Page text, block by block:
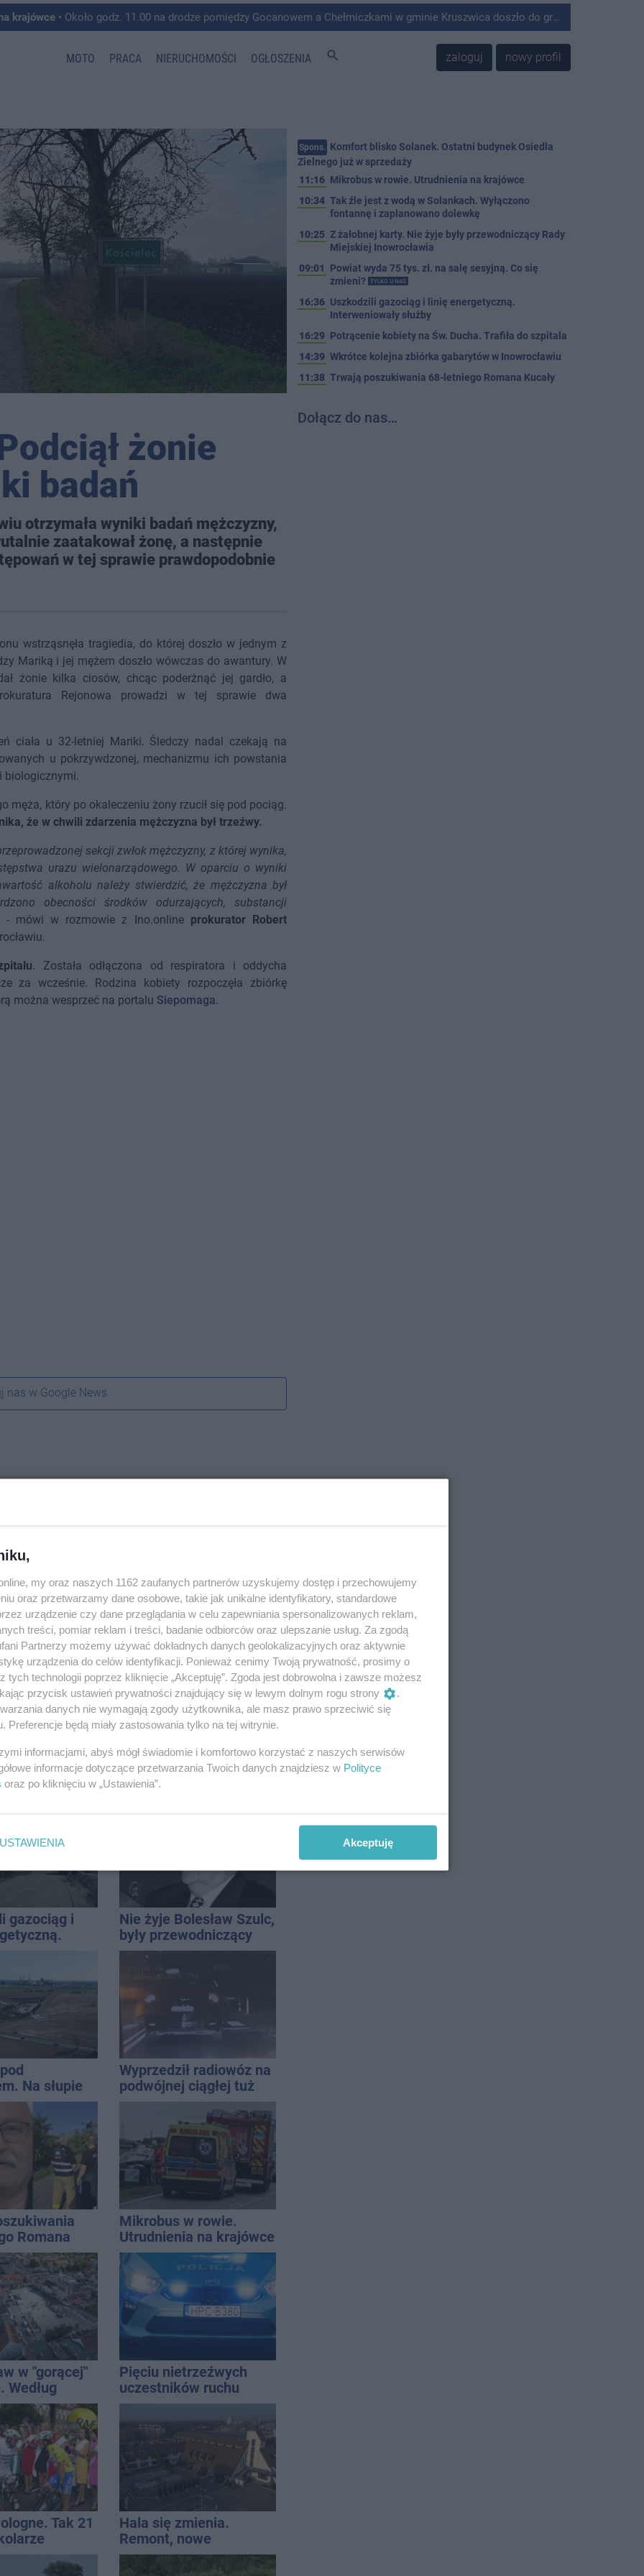
krajówce • Około godz. 11.00 na drodze pomiędzy Gocanowem a Chełmiczkami w gminie Kruszwica doszło do groźnie wyglądającego zdarzenia.
MOTO PRACA NIERUCHOMOŚCI OGŁOSZENIA search zaloguj nowy profil
żonie
badań
otrzymała wyniki badań mężczyzny,
zaatakował żonę, a następnie
w tej sprawie prawdopodobnie
wstrząsnęła tragiedia, do której doszło w jednym z
Mariką i jej mężem doszło wówczas do awantury. W
żonie kilka ciosów, chcąc poderżnąć jej gardło, a
Rejonowa prowadzi w tej sprawie dwa
ciała u 32-letniej Mariki. Śledczy nadal czekają na
u pokrzywdzonej, mechanizmu ich powstania
biologicznymi.
męża, który po okaleczeniu żony rzucił się pod pociąg.
że w chwili zdarzenia mężczyzna był trzeźwy.
sekcji zwłok mężczyzny, z której wynika,
urazu wielonarządowego. W oparciu o wyniki
alkoholu należy stwierdzić, że mężczyzna był
obecności środków odurzających, substancji
- mówi w rozmowie z Ino.online prokurator Robert
. Została odłączona od respiratora i oddycha
za wcześnie. Rodzina kobiety rozpoczęła zbiórkę
można wesprzeć na portalu Siepomaga.
nas w Google News
do
Podczas burzy ucierpiał
komin. Konieczna była
gazociąg i
Nie żyje Bolesław Szulc,
były przewodniczący
Rady Miejskiej i
wieloletni dyrektor SP
Na słupie
ciało
Wyprzedził radiowóz na
podwójnej ciągłej tuż
przed pasami
Romana
Mikrobus w rowie.
Utrudnienia na krajówce
w "gorącej"
Według
nasze
jednym z
narażonych
Pięciu nietrzeźwych
uczestników ruchu
wpadło w ręce policji.
Rekordzista miał 2,6
promila
Tak 21
z
Hala się zmienia.
Remont, nowe
nagłośnienie, a przed
wejściem stanie
Spons. Komfort blisko Solanek. Ostatni budynek Osiedla
Zielnego już w sprzedaży
11:16 Mikrobus w rowie. Utrudnienia na krajówce
10:34 Tak źle jest z wodą w Solankach. Wyłączono
fontannę i zaplanowano dolewkę
10:25 Z żałobnej karty. Nie żyje były przewodniczący Rady
Miejskiej Inowrocławia
09:01
Powiat wyda 75 tys. zł. na salę sesyjną. Co się
zmieni?
TYLKO U NAS
16:36 Uszkodzili gazociąg i linię energetyczną.
Interweniowały służby
16:29 Potrącenie kobiety na Św. Ducha. Trafiła do szpitala
14:39 Wkrótce kolejna zbiórka gabarytów w Inowrocławiu
11:38 Trwają poszukiwania 68-letniego Romana Kucały
Dołącz do nas…
my oraz naszych 1162 zaufanych partnerów uzyskujemy dostęp i przechowujemy
oraz przetwarzamy dane osobowe, takie jak unikalne identyfikatory, standardowe
urządzenie czy dane przeglądania w celu zapewniania spersonalizowanych reklam,
treści, pomiar reklam i treści, badanie odbiorców oraz ulepszanie usług. Za zgodą
Partnerzy możemy używać dokładnych danych geolokalizacyjnych oraz aktywnie
urządzenia do celów identyfikacji. Ponieważ cenimy Twoją prywatność, prosimy o
tych technologii poprzez kliknięcie „Akceptuję”. Zgoda jest dobrowolna i zawsze możesz
przycisk ustawień prywatności znajdujący się w lewym dolnym rogu strony
.
danych nie wymagają zgody użytkownika, ale masz prawo sprzeciwić się
Preferencje będą miały zastosowania tylko na tej witrynie.
informacjami, abyś mógł świadomie i komfortowo korzystać z naszych serwisów
informacje dotyczące przetwarzania Twoich danych znajdziesz w Polityce
oraz po kliknięciu w „Ustawienia”.
USTAWIENIA Akceptuję